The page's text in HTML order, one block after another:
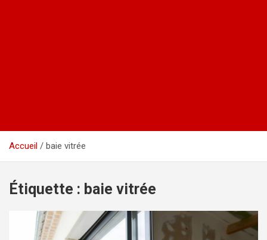
Accueil baie vitrée
Étiquette : baie vitrée